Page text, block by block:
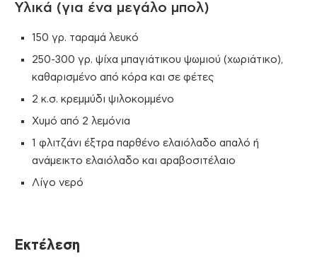
Υλικά (για ένα μεγάλο μπολ)
150 γρ. ταραμά λευκό
250-300 γρ. ψίχα μπαγιάτικου ψωμιού (χωριάτικο),
καθαρισμένο από κόρα και σε φέτες
2 κ.σ. κρεμμύδι ψιλοκομμένο
Χυμό από 2 λεμόνια
1 φλιτζάνι έξτρα παρθένο ελαιόλαδο απαλό ή
ανάμεικτο ελαιόλαδο και αραβοσιτέλαιο
Λίγο νερό
Εκτέλεση